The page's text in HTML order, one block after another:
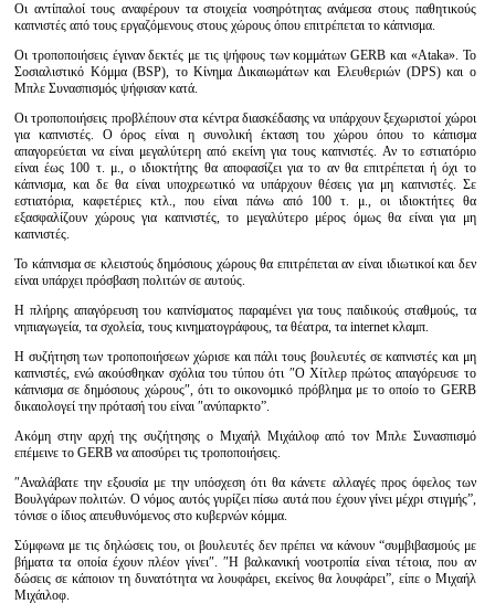
Οι αντίπαλοί τους αναφέρουν τα στοιχεία νοσηρότητας ανάμεσα στους παθητικούς
καπνιστές από τους εργαζόμενους στους χώρους όπου επιτρέπεται το κάπνισμα.
Οι τροποποιήσεις έγιναν δεκτές με τις ψήφους των κομμάτων GERB και «Ataka». Το
Σοσιαλιστικό Κόμμα (BSP), το Κίνημα Δικαιωμάτων και Ελευθεριών (DPS) και ο
Μπλε Συνασπισμός ψήφισαν κατά.
Οι τροποποιήσεις προβλέπουν στα κέντρα διασκέδασης να υπάρχουν ξεχωριστοί χώροι
για καπνιστές. Ο όρος είναι η συνολική έκταση του χώρου όπου το κάπισμα
απαγορεύεται να είναι μεγαλύτερη από εκείνη για τους καπνιστές. Αν το εστιατόριο
είναι έως 100 τ. μ., ο ιδιοκτήτης θα αποφασίζει για το αν θα επιτρέπεται ή όχι το
κάπνισμα, και δε θα είναι υποχρεωτικό να υπάρχουν θέσεις για μη καπνιστές. Σε
εστιατόρια, καφετέριες κτλ., που είναι πάνω από 100 τ. μ., οι ιδιοκτήτες θα
εξασφαλίζουν χώρους για καπνιστές, το μεγαλύτερο μέρος όμως θα είναι για μη
καπνιστές.
Το κάπνισμα σε κλειστούς δημόσιους χώρους θα επιτρέπεται αν είναι ιδιωτικοί και δεν
είναι υπάρχει πρόσβαση πολιτών σε αυτούς.
Η πλήρης απαγόρευση του καπνίσματος παραμένει για τους παιδικούς σταθμούς, τα
νηπιαγωγεία, τα σχολεία, τους κινηματογράφους, τα θέατρα, τα internet κλαμπ.
Η συζήτηση των τροποποιήσεων χώρισε και πάλι τους βουλευτές σε καπνιστές και μη
καπνιστές, ενώ ακούσθηκαν σχόλια του τύπου ότι ″Ο Χίτλερ πρώτος απαγόρευσε το
κάπνισμα σε δημόσιους χώρους″, ότι το οικονομικό πρόβλημα με το οποίο το GERB
δικαιολογεί την πρότασή του είναι ″ανύπαρκτο”.
Ακόμη στην αρχή της συζήτησης ο Μιχαήλ Μιχάιλοφ από τον Μπλε Συνασπισμό
επέμεινε το GERB να αποσύρει τις τροποποιήσεις.
″Αναλάβατε την εξουσία με την υπόσχεση ότι θα κάνετε αλλαγές προς όφελος των
Βουλγάρων πολιτών. Ο νόμος αυτός γυρίζει πίσω αυτά που έχουν γίνει μέχρι στιγμής”,
τόνισε ο ίδιος απευθυνόμενος στο κυβερνών κόμμα.
Σύμφωνα με τις δηλώσεις του, οι βουλευτές δεν πρέπει να κάνουν “συμβιβασμούς με
βήματα τα οποία έχουν πλέον γίνει″. ″Η βαλκανική νοοτροπία είναι τέτοια, που αν
δώσεις σε κάποιον τη δυνατότητα να λουφάρει, εκείνος θα λουφάρει”, είπε ο Μιχαήλ
Μιχάιλοφ.